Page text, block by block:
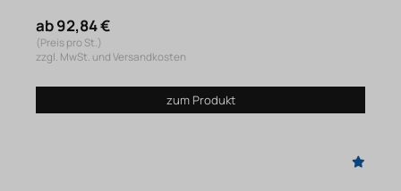
ab 92,84 €
(Preis pro St.)
zzgl. MwSt. und Versandkosten
zum Produkt